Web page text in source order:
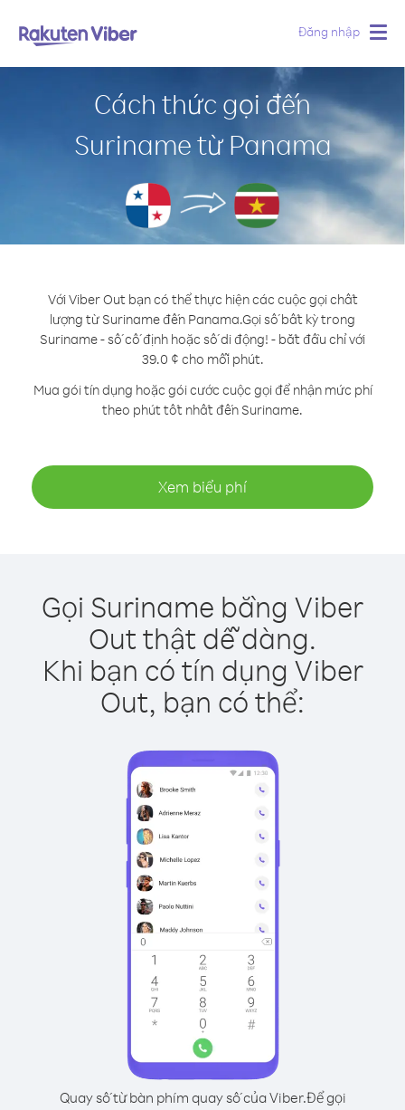
Đăng nhập
Cách thức gọi đến
Suriname từ Panama
Với Viber Out bạn có thể thực hiện các cuộc gọi chất
lượng từ Suriname đến Panama.Gọi số bất kỳ trong
Suriname - số cố định hoặc số di động! - bắt đầu chỉ với
39.0 ¢ cho mỗi phút.
Mua gói tín dụng hoặc gói cước cuộc gọi để nhận mức phí
theo phút tốt nhất đến Suriname.
Xem biểu phí
Gọi Suriname bằng Viber
Out thật dễ dàng.
Khi bạn có tín dụng Viber
Out, bạn có thể:
Quay số từ bàn phím quay số của Viber.Để gọi